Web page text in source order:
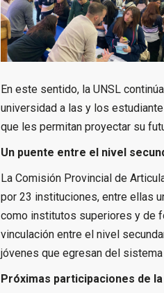
En este sentido, la UNSL
universidad a las y los
que les permitan proyectar su
Un puente entre el nivel
La Comisión Provincial de
por 23 instituciones, entre ellas
como institutos superiores y de
vinculación entre el nivel
jóvenes que egresan del
Próximas participaciones de la